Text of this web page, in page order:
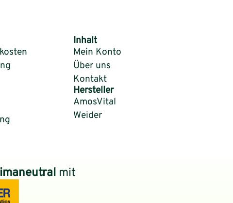
Inhalt
Mein Konto
Über uns
Kontakt
Hersteller
AmosVital
Weider
mit